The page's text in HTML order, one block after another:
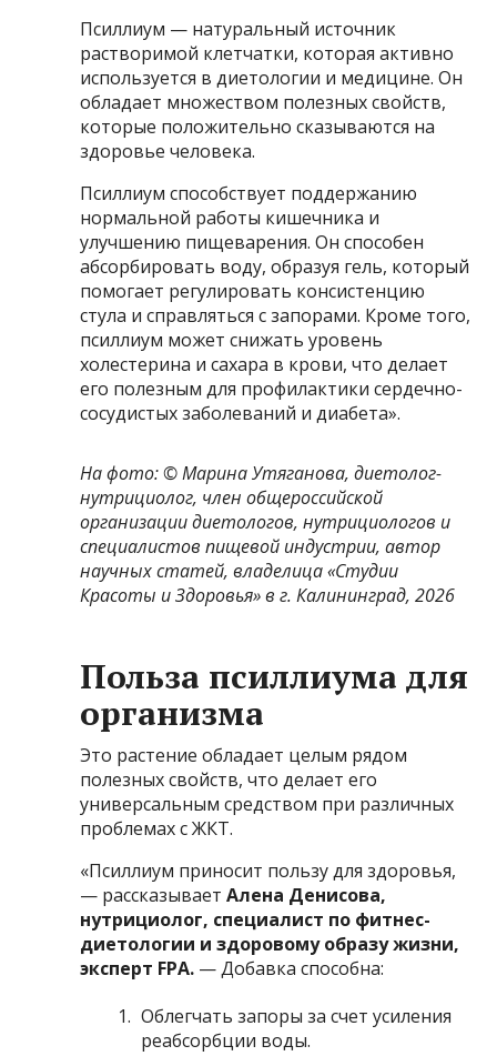
Псиллиум — натуральный источник
растворимой клетчатки, которая активно
используется в диетологии и медицине. Он
обладает множеством полезных свойств,
которые положительно сказываются на
здоровье человека.
Псиллиум способствует поддержанию
нормальной работы кишечника и
улучшению пищеварения. Он способен
абсорбировать воду, образуя гель, который
помогает регулировать консистенцию
стула и справляться с запорами. Кроме того,
псиллиум может снижать уровень
холестерина и сахара в крови, что делает
его полезным для профилактики сердечно-
сосудистых заболеваний и диабета».
На фото: © Марина Утяганова, диетолог-
нутрициолог, член общероссийской
организации диетологов, нутрициологов и
специалистов пищевой индустрии, автор
научных статей, владелица «Студии
Красоты и Здоровья» в г. Калининград, 2026
Польза псиллиума для
организма
Это растение обладает целым рядом
полезных свойств, что делает его
универсальным средством при различных
проблемах с ЖКТ.
«Псиллиум приносит пользу для здоровья,
— рассказываетАлена Денисова,
нутрициолог, специалист по фитнес-
диетологии и здоровому образу жизни,
эксперт FPA. — Добавка способна:
Облегчать запоры за счет усиления
реабсорбции воды.